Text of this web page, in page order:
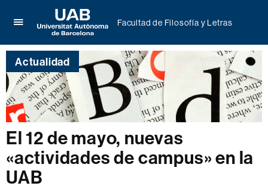
aquí
para
desplegar
el
menú
de
Facultad
de
Filosofía
y
Letras
Universitat
Autònoma
de
Barcelona
Facultad de Filosofía y Letras
Actualidad
El 12 de mayo, nuevas
«actividades de campus» en la
UAB